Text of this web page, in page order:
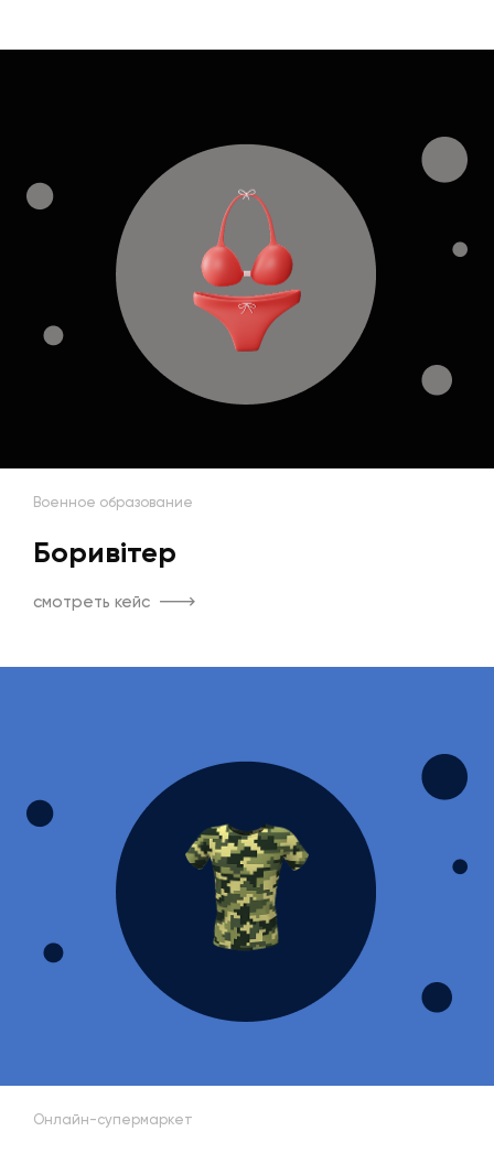
Военное образование
Боривітер
смотреть кейс
Онлайн-супермаркет